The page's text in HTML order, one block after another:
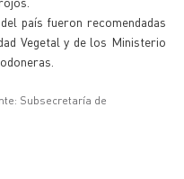
país fueron recomendadas
Vegetal y de los Ministerio
Subsecretaría de